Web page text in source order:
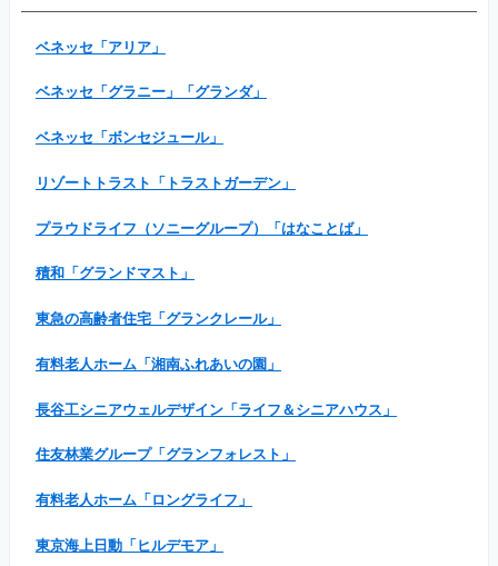
ベネッセ「アリア」
ベネッセ「グラニー」「グランダ」
ベネッセ「ボンセジュール」
リゾートトラスト「トラストガーデン」
プラウドライフ（ソニーグループ）「はなことば」
積和「グランドマスト」
東急の高齢者住宅「グランクレール」
有料老人ホーム「湘南ふれあいの園」
長谷工シニアウェルデザイン「ライフ＆シニアハウス」
住友林業グループ「グランフォレスト」
有料老人ホーム「ロングライフ」
東京海上日動「ヒルデモア」